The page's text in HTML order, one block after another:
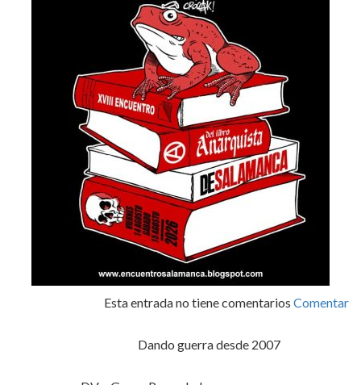
Esta entrada no tiene comentarios Comentar
Dando guerra desde 2007